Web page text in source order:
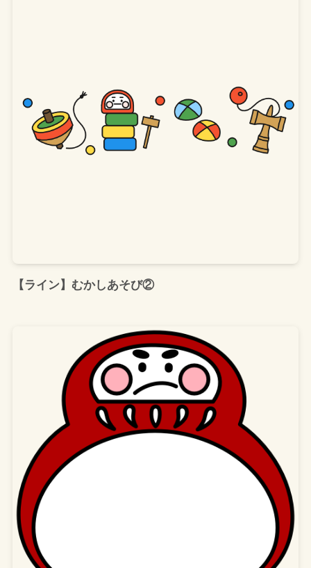
【ライン】むかしあそび②